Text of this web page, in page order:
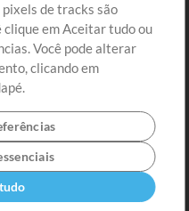
pixels de tracks são
clique em Aceitar tudo ou
Você pode alterar
clicando em